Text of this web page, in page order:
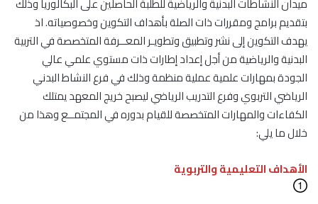
بتقديم برامج ومقررات ذات الصلة بأهداف التكوين وخصوصياته. اذ
يهدف التكوين إلى نشر وتطبيق وتطويـر المعــرفة المتخصصة في التربية
البدنية والرياضية من أجل إعداد إطارات ذات مستوي علمي عالي
الجودة بمهارات علمية عملية منظمة وذلك في فرع النشاط البدني
الرياضي التربوي وفرع التدريب الرياضي ليصبح خريج المعهد يمتلك
الكفاءات والمهارات المتخصصة للقيام بدوره في المجتمــع وهذا من
خلال ما يلي:
الأهداف التعليمية والتربوية